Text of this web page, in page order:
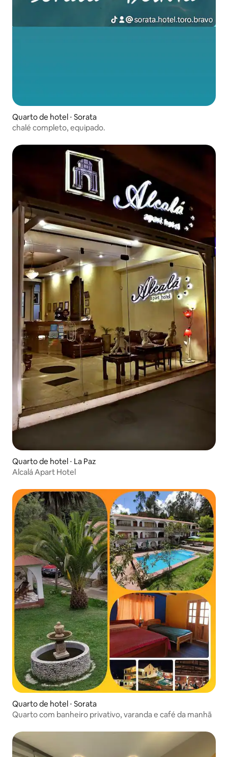
Quarto de hotel ⋅ Sorata
chalé completo, equipado.
Quarto de hotel ⋅ La Paz
Alcalá Apart Hotel
Quarto de hotel ⋅ Sorata
Quarto com banheiro privativo, varanda e café da manhã